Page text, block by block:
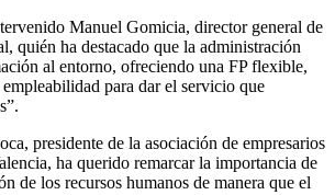
Manuel Gomicia, director general de
quién ha destacado que la administración
al entorno, ofreciendo una FP flexible,
para dar el servicio que
presidente de la asociación de empresarios
ha querido remarcar la importancia de
de los recursos humanos de manera que el